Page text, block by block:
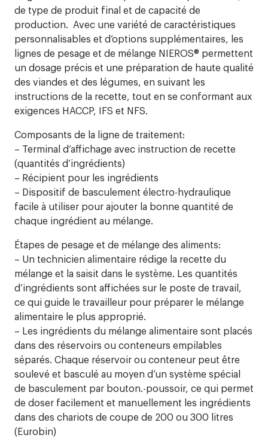
de type de produit final et de capacité de
production. Avec une variété de caractéristiques
personnalisables et d’options supplémentaires, les
lignes de pesage et de mélange NIEROS® permettent
un dosage précis et une préparation de haute qualité
des viandes et des légumes, en suivant les
instructions de la recette, tout en se conformant aux
exigences HACCP, IFS et NFS.
Composants de la ligne de traitement:
– Terminal d’affichage avec instruction de recette
(quantités d’ingrédients)
– Récipient pour les ingrédients
– Dispositif de basculement électro-hydraulique
facile à utiliser pour ajouter la bonne quantité de
chaque ingrédient au mélange.
Étapes de pesage et de mélange des aliments:
– Un technicien alimentaire rédige la recette du
mélange et la saisit dans le système. Les quantités
d’ingrédients sont affichées sur le poste de travail,
ce qui guide le travailleur pour préparer le mélange
alimentaire le plus approprié.
– Les ingrédients du mélange alimentaire sont placés
dans des réservoirs ou conteneurs empilables
séparés. Chaque réservoir ou conteneur peut être
soulevé et basculé au moyen d’un système spécial
de basculement par bouton.-poussoir, ce qui permet
de doser facilement et manuellement les ingrédients
dans des chariots de coupe de 200 ou 300 litres
(Eurobin)